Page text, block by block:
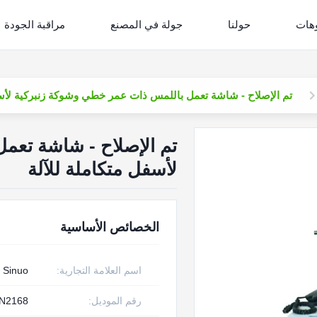
حولنا جولة في المصنع مراقبة الجودة
تم الإصلاح - شاشة تعمل باللمس ذات عمر خطي وشوكة زنبركية
تم الإصلاح - شاشة
لأسفل متكاملة للآلة
الخصائص الأساسية
اسم العلامة التجارية: Sinuo
رقم الموديل: